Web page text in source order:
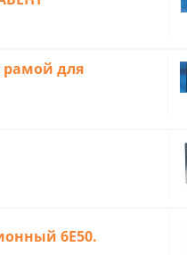
paмой для
6E50.